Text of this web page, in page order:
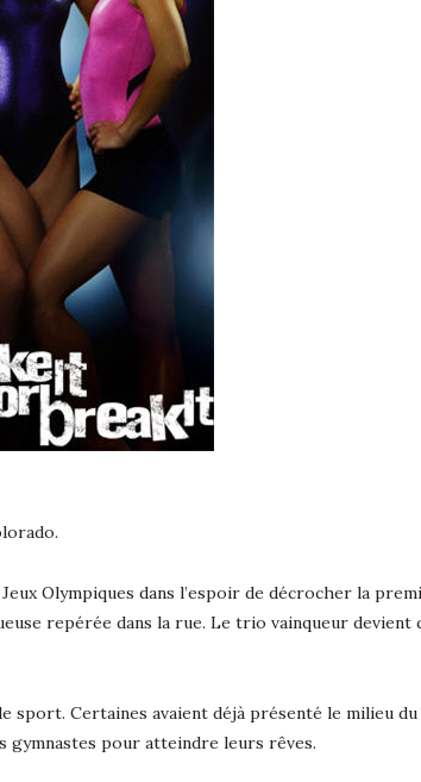
Olympiques dans l’espoir de décrocher la
repérée dans la rue. Le trio vainqueur devient
Certaines avaient déjà présenté le milieu du
gymnastes pour atteindre leurs rêves.